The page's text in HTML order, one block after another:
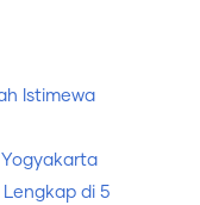
Istimewa
Lengkap di 5